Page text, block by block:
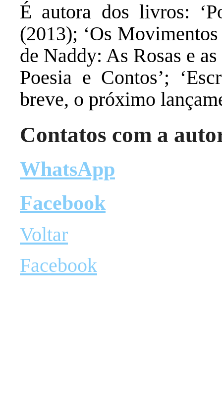
É autora dos livros:
(2013); ‘Os
de Naddy: As Rosas e
Poesia e Contos’;
breve, o próximo
Contatos com a
WhatsApp
Facebook
Voltar
Facebook